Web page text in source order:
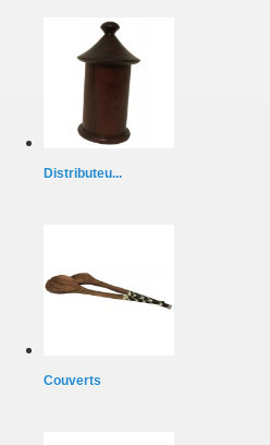
Distributeu...
Couverts